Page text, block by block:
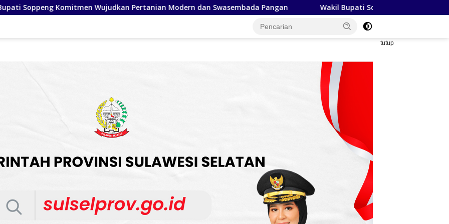
Modern dan Swasembada Pangan Wakil Bupati Soppeng Buka Pengabdian Pascasarjana FIB Unhas,
tutup